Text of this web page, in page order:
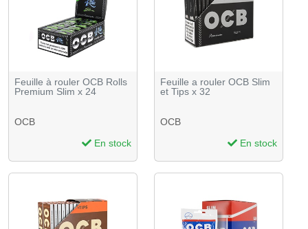
Feuille à rouler OCB Rolls
Premium Slim x 24
OCB
En stock
Feuille a rouler OCB Slim
et Tips x 32
OCB
En stock